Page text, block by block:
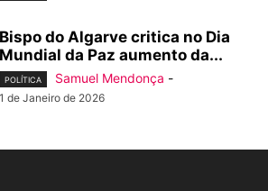
Bispo do Algarve critica no Dia
Mundial da Paz aumento da...
POLÍTICA Samuel Mendonça -
1 de Janeiro de 2026